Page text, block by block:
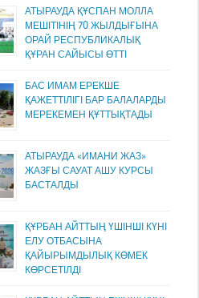
АТЫРАУДА ҚҰСПАН МОЛЛА
МЕШІТІНІҢ 70 ЖЫЛДЫҒЫНА
ОРАЙ РЕСПУБЛИКАЛЫҚ
ҚҰРАН САЙЫСЫ ӨТТІ
БАС ИМАМ ЕРЕКШЕ
ҚАЖЕТТІЛІГІ БАР БАЛАЛАРДЫ
МЕРЕКЕМЕН ҚҰТТЫҚТАДЫ
АТЫРАУДА «ИМАНИ ЖАЗ»
ЖАЗҒЫ САУАТ АШУ КУРСЫ
БАСТАЛДЫ
ҚҰРБАН АЙТТЫҢ ҮШІНШІ КҮНІ
ЕЛУ ОТБАСЫНА
ҚАЙЫРЫМДЫЛЫҚ КӨМЕК
КӨРСЕТІЛДІ